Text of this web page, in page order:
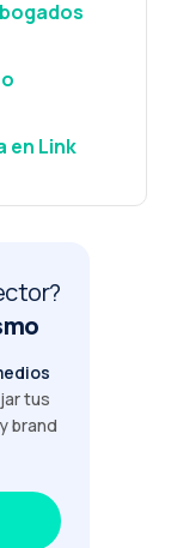
en Link
tus
brand